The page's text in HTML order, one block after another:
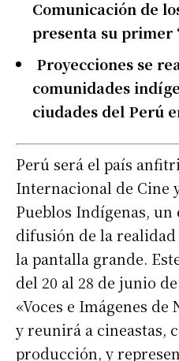
Comunicación de
presenta su primer
Proyecciones se
comunidades
ciudades del Perú
Perú será el país
Internacional de Cine
Pueblos Indígenas, un
difusión de la
la pantalla grande.
del 20 al 28 de junio
«Voces e Imágenes
y reunirá a cineastas,
producción, y